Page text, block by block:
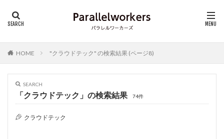
HOME "クラウドテック" の検索結果 (ページ8)
SEARCH
「クラウドテック」の検索結果 74件
クラウドテック